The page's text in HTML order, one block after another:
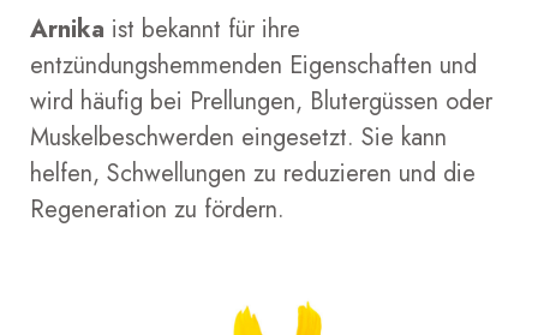
Arnika ist bekannt für ihre
entzündungshemmenden Eigenschaften und
wird häufig bei Prellungen, Blutergüssen oder
Muskelbeschwerden eingesetzt. Sie kann
helfen, Schwellungen zu reduzieren und die
Regeneration zu fördern.